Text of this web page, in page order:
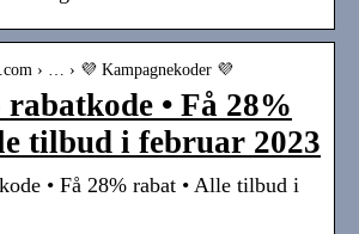
› … › 💜 Kampagnekoder 💜
• Få 28%
tilbud i februar 2023
• Få 28% rabat • Alle tilbud i